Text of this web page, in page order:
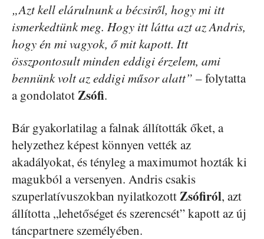
„Azt kell elárulnunk a bécsiről, hogy mi itt
ismerkedtünk meg. Hogy itt látta azt az Andris,
hogy én mi vagyok, ő mit kapott. Itt
összpontosult minden eddigi érzelem, ami
bennünk volt az eddigi műsor alatt” – folytatta
a gondolatotZsófi.
Bár gyakorlatilag a falnak állították őket, a
helyzethez képest könnyen vették az
akadályokat, és tényleg a maximumot hozták ki
magukból a versenyen. Andris csakis
szuperlatívuszokban nyilatkozottZsófiról, azt
állította „lehetőséget és szerencsét” kapott az új
táncpartnere személyében.